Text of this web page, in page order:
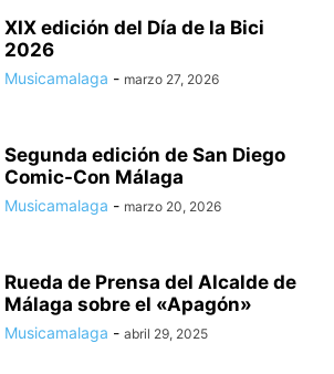
XIX edición del Día de la Bici
2026
Musicamalaga - marzo 27, 2026
Segunda edición de San Diego
Comic-Con Málaga
Musicamalaga - marzo 20, 2026
Rueda de Prensa del Alcalde de
Málaga sobre el «Apagón»
Musicamalaga - abril 29, 2025